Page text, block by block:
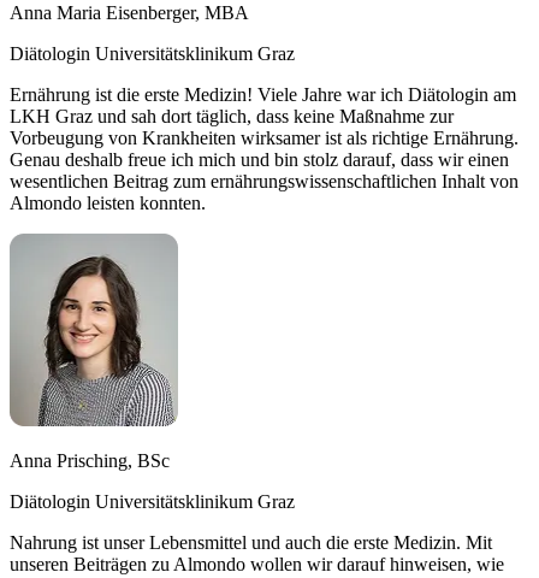
Anna Maria Eisenberger, MBA
Diätologin Universitätsklinikum Graz
Ernährung ist die erste Medizin! Viele Jahre war ich Diätologin am
LKH Graz und sah dort täglich, dass keine Maßnahme zur
Vorbeugung von Krankheiten wirksamer ist als richtige Ernährung.
Genau deshalb freue ich mich und bin stolz darauf, dass wir einen
wesentlichen Beitrag zum ernährungswissenschaftlichen Inhalt von
Almondo leisten konnten.
Anna Prisching, BSc
Diätologin Universitätsklinikum Graz
Nahrung ist unser Lebensmittel und auch die erste Medizin. Mit
unseren Beiträgen zu Almondo wollen wir darauf hinweisen, wie